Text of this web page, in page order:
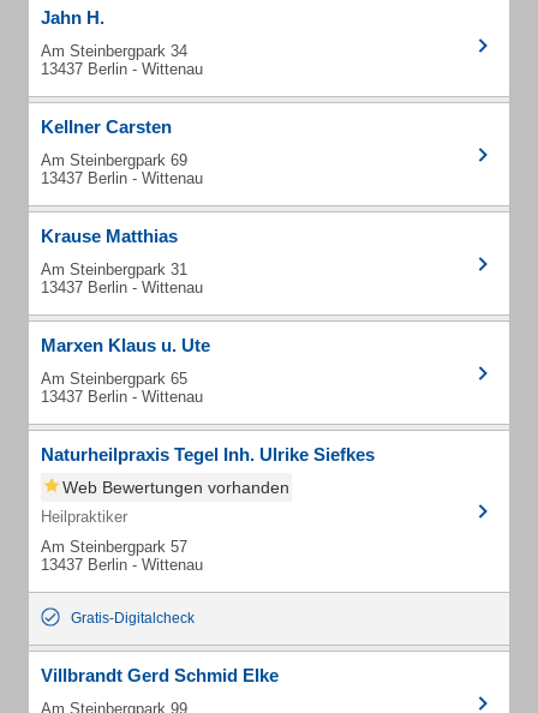
Jahn H.
Am Steinbergpark 34
13437 Berlin - Wittenau
Kellner Carsten
Am Steinbergpark 69
13437 Berlin - Wittenau
Krause Matthias
Am Steinbergpark 31
13437 Berlin - Wittenau
Marxen Klaus u. Ute
Am Steinbergpark 65
13437 Berlin - Wittenau
Naturheilpraxis Tegel Inh. Ulrike Siefkes
Web Bewertungen vorhanden
Heilpraktiker
Am Steinbergpark 57
13437 Berlin - Wittenau
Gratis-Digitalcheck
Villbrandt Gerd Schmid Elke
Am Steinbergpark 99